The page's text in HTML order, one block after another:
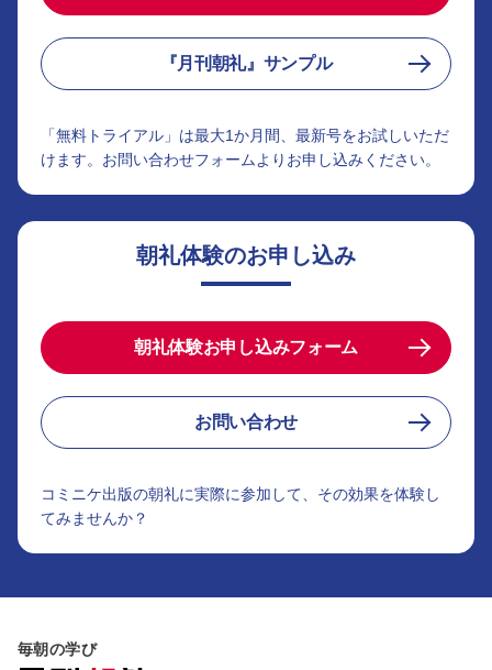
『月刊朝礼』サンプル
「無料トライアル」は最大1か月間、最新号をお試しいただ
けます。お問い合わせフォームよりお申し込みください。
朝礼体験のお申し込み
朝礼体験お申し込みフォーム
お問い合わせ
コミニケ出版の朝礼に実際に参加して、その効果を体験し
てみませんか？
毎朝の学び